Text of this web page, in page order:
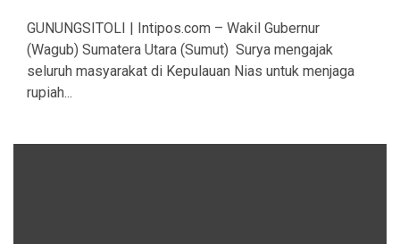
GUNUNGSITOLI | Intipos.com – Wakil Gubernur
(Wagub) Sumatera Utara (Sumut) Surya mengajak
seluruh masyarakat di Kepulauan Nias untuk menjaga
rupiah...